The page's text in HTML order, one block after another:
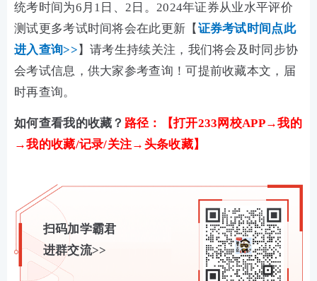
统考时间为6月1日、2日。 2024年证券从业水平评价
测试更多考试时间将会在此更新【 证券考试时间点此
进入查询>> 】请考生持续关注，我们将会及时同步协
会考试信息，供大家参考查询！可提前收藏本文，届
时再查询。
如何查看我的收藏？ 路径：【打开233网校APP→我的
→我的收藏/记录/关注→头条收藏】
扫码加学霸君
进群交流>>